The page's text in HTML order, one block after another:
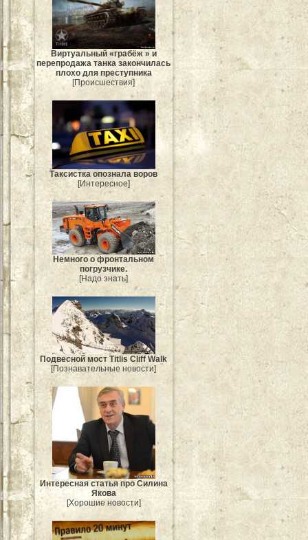
Виртуальный «грабёж » и
перепродажа танка закончилась
плохо для преступника
[Происшествия]
Таксистка опознала воров
[Интересное]
Немного о фронтальном
погрузчике.
[Надо знать]
Подвесной мост Titlis Cliff Walk
[Познавательные новости]
Интересная статья про Силина
Якова
[Хорошие новости]